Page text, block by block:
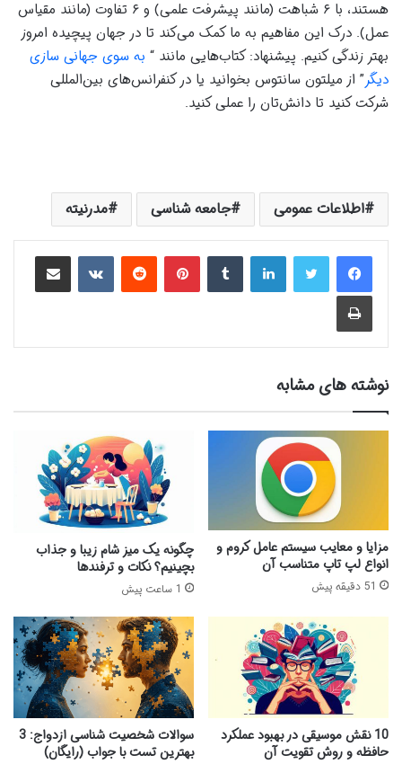
هستند، با ۶ شباهت (مانند پیشرفت علمی) و ۶ تفاوت (مانند مقیاس
عمل). درک این مفاهیم به ما کمک می‌کند تا در جهان پیچیده امروز
بهتر زندگی کنیم. پیشنهاد: کتاب‌هایی مانند “ به سوی جهانی سازی
دیگر” از میلتون سانتوس بخوانید یا در کنفرانس‌های بین‌المللی
شرکت کنید تا دانش‌تان را عملی کنید.
اطلاعات عمومی جامعه شناسی مدرنیته
لینکدین ‫پین‌ترست ‫رددیت
چاپ
نوشته های مشابه
مزایا و معایب سیستم عامل کروم و
انواع لپ تاپ متناسب آن
51 دقیقه پیش
چگونه یک میز شام زیبا و جذاب
بچینیم؟ نکات و ترفندها
1 ساعت پیش
10 نقش موسیقی در بهبود عملکرد
حافظه و روش تقویت آن
سوالات شخصیت شناسی ازدواج: 3
بهترین تست با جواب (رایگان)